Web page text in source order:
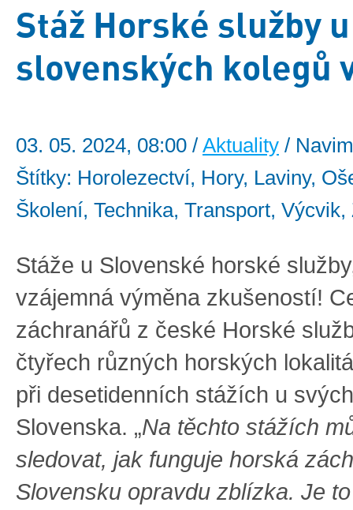
Stáž Horské služby u
slovenských kolegů
03. 05. 2024, 08:00 / Aktuality /
Štítky: Horolezectví, Hory, Laviny,
Školení, Technika, Transport, Výcvik,
Stáže u Slovenské horské
vzájemná výměna zkušeností!
záchranářů z české Horské
čtyřech různých horských
při desetidenních stážích u
Slovenska. „Na těchto stážích
sledovat, jak funguje horská
Slovensku opravdu zblízka. Je